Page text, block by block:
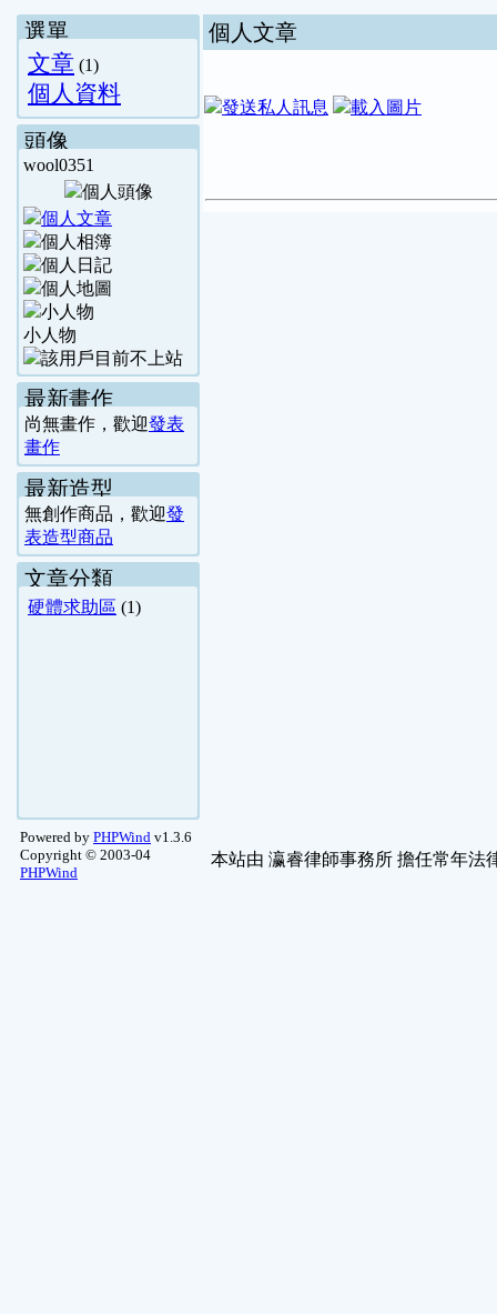
選單
文章 (1)
個人資料
頭像
wool0351
小人物
最新畫作
尚無畫作，歡迎發表
畫作
最新造型
無創作商品，歡迎發
表造型商品
文章分類
硬體求助區 (1)
個人文章
Powered by PHPWind v1.3.6
Copyright © 2003-04
PHPWind
本站由 瀛睿律師事務所 擔任常年法